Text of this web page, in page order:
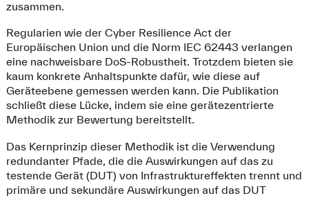
zusammen.
Regularien wie der Cyber Resilience Act der
Europäischen Union und die Norm IEC 62443 verlangen
eine nachweisbare DoS-Robustheit. Trotzdem bieten sie
kaum konkrete Anhaltspunkte dafür, wie diese auf
Geräteebene gemessen werden kann. Die Publikation
schließt diese Lücke, indem sie eine gerätezentrierte
Methodik zur Bewertung bereitstellt.
Das Kernprinzip dieser Methodik ist die Verwendung
redundanter Pfade, die die Auswirkungen auf das zu
testende Gerät (DUT) von Infrastruktureffekten trennt und
primäre und sekundäre Auswirkungen auf das DUT